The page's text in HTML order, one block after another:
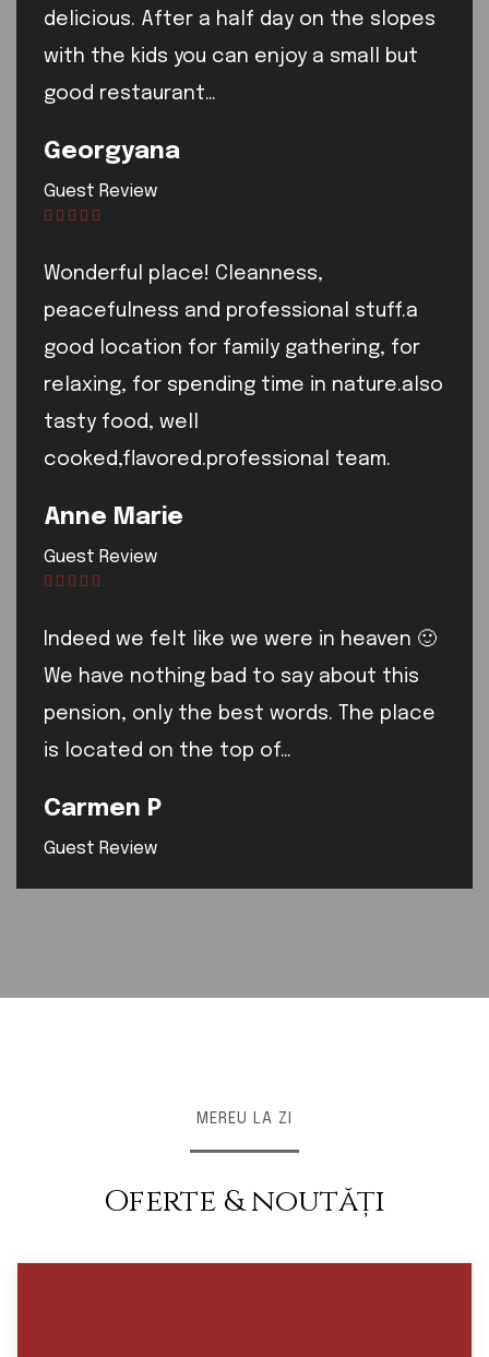
delicious. After a half day on the slopes
with the kids you can enjoy a small but
good restaurant…
Georgyana
Guest Review
Wonderful place! Cleanness,
peacefulness and professional stuff.a
good location for family gathering, for
relaxing, for spending time in nature.also
tasty food, well
cooked,flavored.professional team.
Anne Marie
Guest Review
Indeed we felt like we were in heaven 🙂
We have nothing bad to say about this
pension, only the best words. The place
is located on the top of…
Carmen P
Guest Review
MEREU LA ZI
Oferte & noutăți